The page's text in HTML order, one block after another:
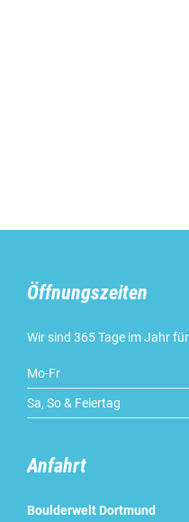
Öffnungszeiten
Wir sind 365 Tage im Jahr
Mo-Fr
Sa, So & Feiertag
Anfahrt
Boulderwelt Dortmund